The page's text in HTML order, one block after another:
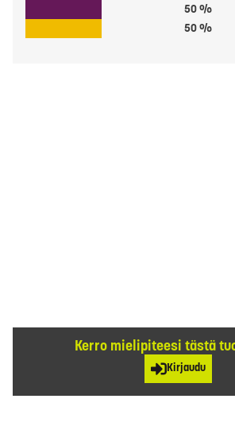
50 %
50 %
Kerro mielipiteesi tästä
Kirjaudu